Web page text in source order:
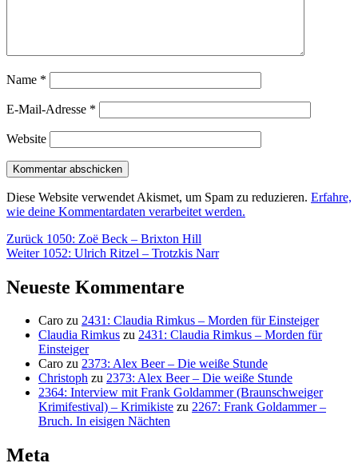
Name *
E-Mail-Adresse *
Website
Diese Website verwendet Akismet, um Spam zu reduzieren. Erfahre,
wie deine Kommentardaten verarbeitet werden.
Beitragsnavigation
Zurück Vorheriger
Beitrag:
1050: Zoë Beck – Brixton Hill
Weiter Nächster
1052: Ulrich Ritzel – Trotzkis Narr
Neueste Kommentare
Caro zu 2431: Claudia Rimkus – Morden für Einsteiger
Claudia Rimkus zu 2431: Claudia Rimkus – Morden für
Einsteiger
Caro zu 2373: Alex Beer – Die weiße Stunde
Christoph zu 2373: Alex Beer – Die weiße Stunde
2364: Interview mit Frank Goldammer (Braunschweiger
Krimifestival) – Krimikiste zu 2267: Frank Goldammer –
Bruch. In eisigen Nächten
Meta